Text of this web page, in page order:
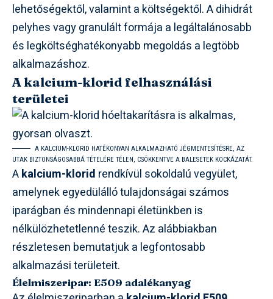
lehetőségektől, valamint a költségektől. A dihidrát
pelyhes vagy granulált formája a legáltalánosabb
és legköltséghatékonyabb megoldás a legtöbb
alkalmazáshoz.
A kalcium-klorid felhasználási
területei
A KALCIUM-KLORID HATÉKONYAN ALKALMAZHATÓ JÉGMENTESÍTÉSRE, AZ
UTAK BIZTONSÁGOSABBÁ TÉTELÉRE TÉLEN, CSÖKKENTVE A BALESETEK KOCKÁZATÁT.
Akalcium-klorid rendkívül sokoldalú vegyület,
amelynek egyedülálló tulajdonságai számos
iparágban és mindennapi életünkben is
nélkülözhetetlenné teszik. Az alábbiakban
részletesen bemutatjuk a legfontosabb
alkalmazási területeit.
Élelmiszeripar: E509 adalékanyag